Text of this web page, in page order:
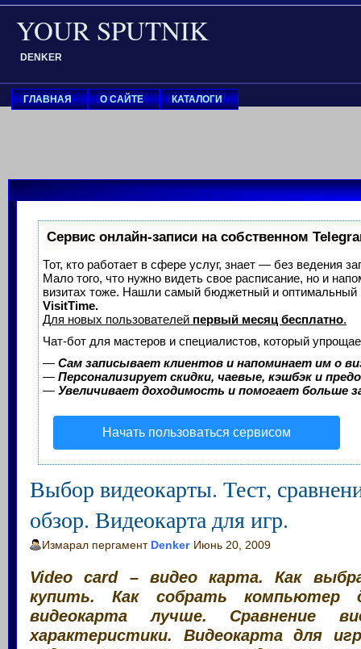
YOUR SPUTNIK
DENKER
ГЛАВНАЯ О САЙТЕ КАТАЛОГИ
Сервис онлайн-записи на собственном
Тот, кто работает в сфере услуг, знает — без ведения
Мало того, что нужно видеть свое расписание, но и
визитах тоже. Нашли самый бюджетный и оптимальный
VisitTime.
Для новых пользователей первый месяц бесплатно.
Чат-бот для мастеров и специалистов, который
— Сам записывает клиентов и напоминает им о
— Персонализирует скидки, чаевые, кэшбэк и
— Увеличивает доходимость и помогает больше
Начать пользоваться сервисом
Выбор видеокарты. Тест,
обзор. Видеокарта для игр.
Измарал пергамент Denker Июнь 20, 2009
Video card – видео карта. Как
купить. Как собрать компьютер
видеокарта лучше. Сравнение
характеристики. Видеокарта для